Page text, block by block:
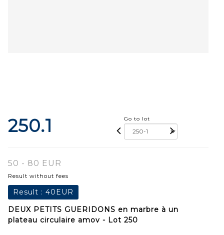
250.1 Go to lot
50 - 80 EUR
Result without fees
Result : 40EUR
DEUX PETITS GUERIDONS en marbre à un
plateau circulaire amov - Lot 250